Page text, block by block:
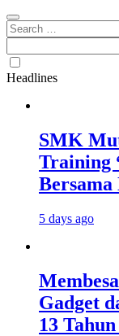
Search
for:
Headlines
SMK
Training
5 days ago
Gadget
13